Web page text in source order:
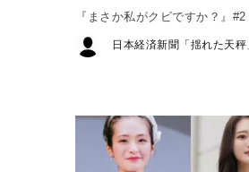
『まさか私がクビですか？』#2
日本経済新聞「揺れた天